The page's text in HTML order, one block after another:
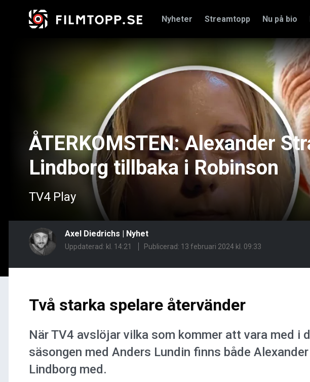
Nyheter Streamtopp Nu på bio
ÅTERKOMSTEN: Alexander
Lindborg tillbaka i Robinson
TV4 Play
Axel Diedrichs | Nyhet
Uppdaterad: kl. 14:21 Publicerad: 13 februari 2024 kl. 09:33
Två starka spelare återvänder
När TV4 avslöjar vilka som kommer att vara med i
säsongen med Anders Lundin finns både
Lindborg med.